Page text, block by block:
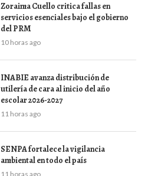
Zoraima Cuello critica fallas en
servicios esenciales bajo el gobierno
del PRM
10 horas ago
INABIE avanza distribución de
utilería de cara al inicio del año
escolar 2026-2027
11 horas ago
SENPA fortalece la vigilancia
ambiental en todo el país
11 horas ago